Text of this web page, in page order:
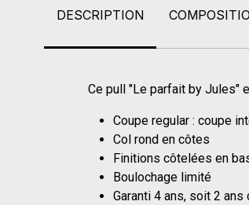
DESCRIPTION
Ce pull "Le parfait by Jules"
Coupe regular : coupe
Col rond en côtes
Finitions côtelées en
Boulochage limité
Garanti 4 ans, soit 2